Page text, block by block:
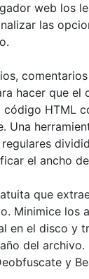
web los
las
hacer que
HTML
Una
el ancho
que
Minimice los
en el disco y
del
y